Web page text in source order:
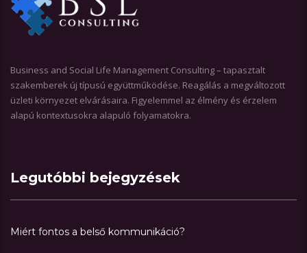
Business and Social Life Management Consulting – tapasztalt
szakemberek új típusú együttműködése. Reagálás a megváltozott
üzleti környezet elvárásaira. Figyelemmel az élmény és érzelem
alapú kontextusokra alapuló folyamatokra.
Legutóbbi bejegyzések
Miért fontos a belső kommunikáció?